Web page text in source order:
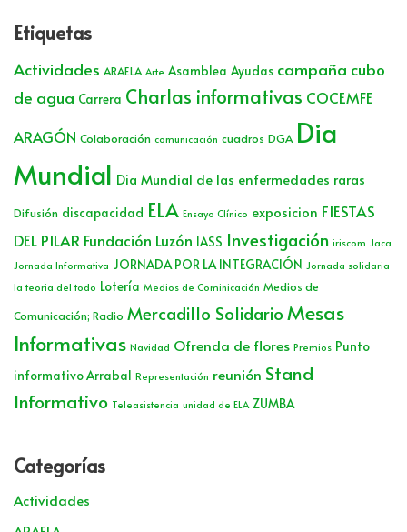
Etiquetas
Actividades ARAELA Arte Asamblea Ayudas campaña cubo
de agua Carrera Charlas informativas COCEMFE
ARAGÓN Colaboración comunicación cuadros DGA Dia
Mundial Dia Mundial de las enfermedades raras
Difusión discapacidad ELA Ensayo Clínico exposicion FIESTAS
DEL PILAR Fundación Luzón IASS Investigación iriscom Jaca
Jornada Informativa JORNADA POR LA INTEGRACIÓN Jornada solidaria
la teoria del todo Lotería Medios de Cominicación Medios de
Comunicación; Radio Mercadillo SolidarioMesas
Informativas Navidad Ofrenda de flores Premios Punto
informativo Arrabal Representación reunión Stand
Informativo Teleasistencia unidad de ELA ZUMBA
Categorías
Actividades